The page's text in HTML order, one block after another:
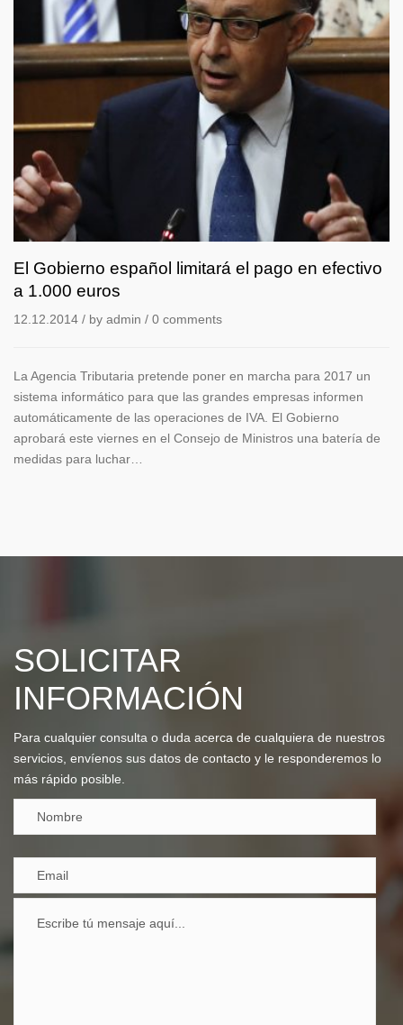
El
Gobierno
español
limitará
pago
en
efectivo
1.000
El Gobierno español limitará el pago en efectivo
a 1.000 euros
12.12.2014 / by admin / 0 comments
La Agencia Tributaria pretende poner en marcha para 2017 un
sistema informático para que las grandes empresas informen
automáticamente de las operaciones de IVA. El Gobierno
aprobará este viernes en el Consejo de Ministros una batería de
medidas para luchar…
SOLICITAR
INFORMACIÓN
Para cualquier consulta o duda acerca de cualquiera de nuestros
servicios, envíenos sus datos de contacto y le responderemos lo
más rápido posible.